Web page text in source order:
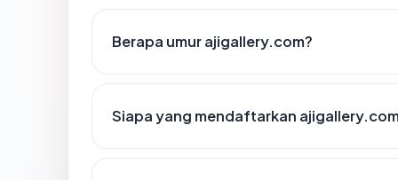
Berapa umur ajigallery.com?
Siapa yang mendaftarkan